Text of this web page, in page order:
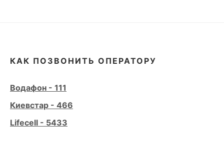
КАК ПОЗВОНИТЬ ОПЕРАТОРУ
Водафон - 111
Киевстар - 466
Lifecell - 5433